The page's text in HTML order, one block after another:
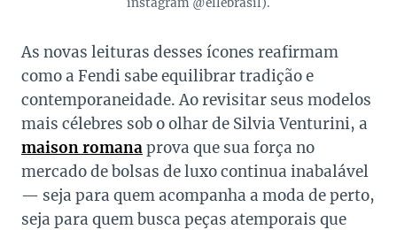
As novas leituras desses ícones reafirmam
como a Fendi sabe equilibrar tradição e
contemporaneidade. Ao revisitar seus modelos
mais célebres sob o olhar de Silvia Venturini, a
maison romanaprova que sua força no
mercado de bolsas de luxo continua inabalável
— seja para quem acompanha a moda de perto,
seja para quem busca peças atemporais que